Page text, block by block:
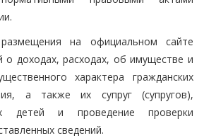
на официальном сайте
о доходах, расходах, об имуществе и
характера гражданских
а также их супруг (супругов),
детей и проведение проверки
сведений.